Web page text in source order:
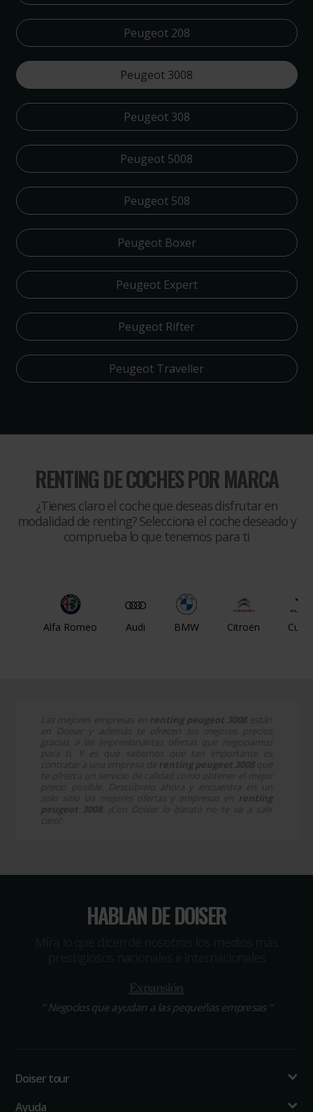
Peugeot 208
Peugeot 3008
Peugeot 308
Peugeot 5008
Peugeot 508
Peugeot Boxer
Peugeot Expert
Peugeot Rifter
Peugeot Traveller
RENTING DE COCHES POR MARCA
¿Tienes claro el coche que deseas disfrutar en
modalidad de renting? Selecciona el coche deseado y
comprueba lo que tenemos para ti
Alfa Romeo Audi BMW Citroën
HABLAN DE DOISER
“Negocios que ayudan a las pequeñas empresas “
Doiser tour
Ayuda